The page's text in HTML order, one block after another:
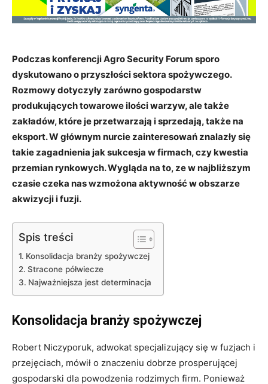
Podczas konferencji Agro Security Forum sporo
dyskutowano o przyszłości sektora spożywczego.
Rozmowy dotyczyły zarówno gospodarstw
produkujących towarowe ilości warzyw, ale także
zakładów, które je przetwarzają i sprzedają, także na
eksport. W głównym nurcie zainteresowań znalazły się
takie zagadnienia jak sukcesja w firmach, czy kwestia
przemian rynkowych. Wygląda na to, ze w najbliższym
czasie czeka nas wzmożona aktywność w obszarze
akwizycji i fuzji.
Spis treści
Konsolidacja branży spożywczej
Stracone półwiecze
Najważniejsza jest determinacja
Konsolidacja branży spożywczej
Robert Niczyporuk, adwokat specjalizujący się w fuzjach i
przejęciach, mówił o znaczeniu dobrze prosperującej
gospodarski dla powodzenia rodzimych firm. Ponieważ